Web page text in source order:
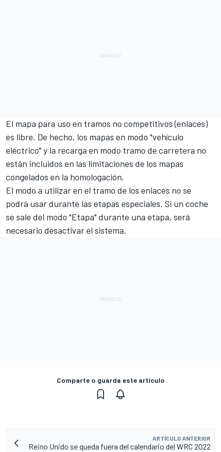
El mapa para uso en tramos no competitivos (enlaces)
es libre. De hecho, los mapas en modo "vehículo
eléctrico" y la recarga en modo tramo de carretera no
están incluidos en las limitaciones de los mapas
congelados en la homologación.
El modo a utilizar en el tramo de los enlaces no se
podrá usar durante las etapas especiales. Si un coche
se sale del modo "Etapa" durante una etapa, será
necesario desactivar el sistema.
Comparte o guarda este artículo
ARTÍCULO ANTERIOR
Reino Unido se queda fuera del calendario del WRC 2022